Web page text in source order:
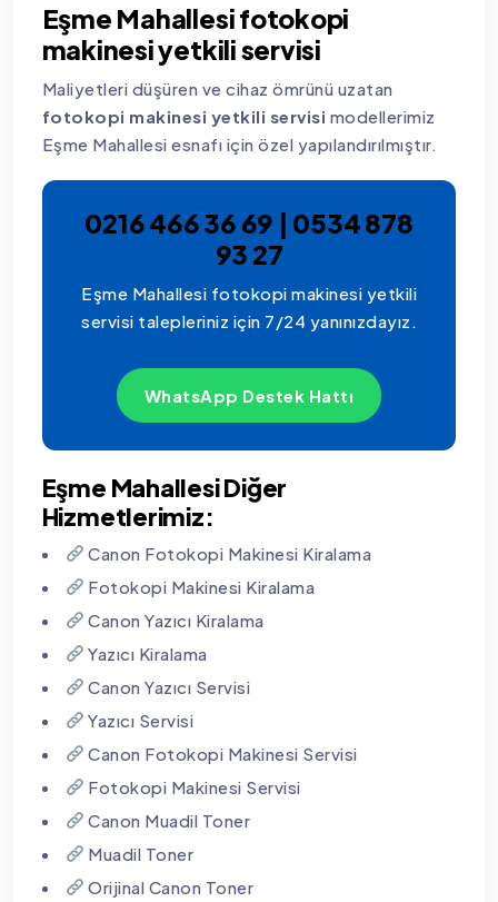
Eşme Mahallesi fotokopi
makinesi yetkili servisi
Maliyetleri düşüren ve cihaz ömrünü uzatan
fotokopi makinesi yetkili servisi modellerimiz
Eşme Mahallesi esnafı için özel yapılandırılmıştır.
0216 466 36 69 | 0534 878
93 27
Eşme Mahallesi fotokopi makinesi yetkili
servisi talepleriniz için 7/24 yanınızdayız.
WhatsApp Destek Hattı
Eşme Mahallesi Diğer
Hizmetlerimiz:
Canon Fotokopi Makinesi Kiralama
Fotokopi Makinesi Kiralama
Canon Yazıcı Kiralama
Yazıcı Kiralama
Canon Yazıcı Servisi
Yazıcı Servisi
Canon Fotokopi Makinesi Servisi
Fotokopi Makinesi Servisi
Canon Muadil Toner
Muadil Toner
Orijinal Canon Toner